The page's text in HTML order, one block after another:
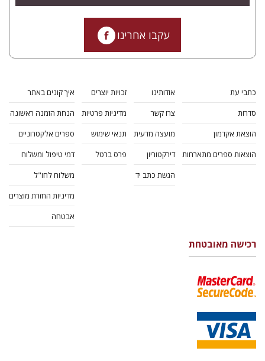
עקבו אחרינו
כתבי עת
סדרות
הוצאת אקדמון
הוצאות ספרים מתארחות
אודותינו
צרו קשר
מועצה מדעית
דירקטוריון
הגשת כתב יד
זכויות יוצרים
מדיניות פרטיות
תנאי שימוש
פרס ברטל
איך קונים באתר
הנחת הזמנה ראשונה
ספרים אלקטרוניים
דמי טיפול ומשלוח
משלוח לחו"ל
מדיניות החזרת מוצרים
אבטחה
רכישה מאובטחת